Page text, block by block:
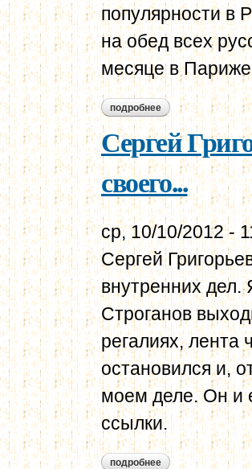
популярности в
на обед всех
месяце в
подробнее о русские
Сергей
своего...
ср, 10/10/2012 -
Сергей
внутренних дел.
Строганов
регалиях, лента
остановился и,
моем деле. Он и
ссылки.
подробнее о сергей